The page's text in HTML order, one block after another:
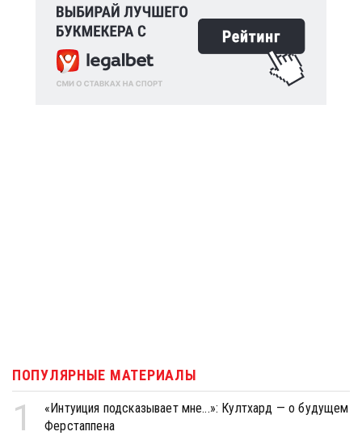
ПОПУЛЯРНЫЕ МАТЕРИАЛЫ
1
«Интуиция подсказывает мне...»: Култхард — о будущем
Ферстаппена